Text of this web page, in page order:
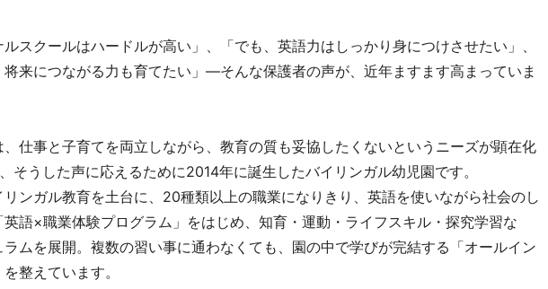
ルスクールはハードルが高い」、「でも、英語力はしっかり身につけさせたい」、
将来につながる力も育てたい」―そんな保護者の声が、近年ますます高まっていま
仕事と子育てを両立しながら、教育の質も妥協したくないというニーズが顕在化
そうした声に応えるために2014年に誕生したバイリンガル幼児園です。
ンガル教育を土台に、20種類以上の職業になりきり、英語を使いながら社会のし
英語×職業体験プログラム」をはじめ、知育・運動・ライフスキル・探究学習な
ムを展開。複数の習い事に通わなくても、園の中で学びが完結する「オールイン
整えています。